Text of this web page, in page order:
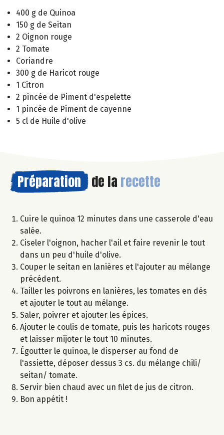
400 g de Quinoa
150 g de Seitan
2 Oignon rouge
2 Tomate
Coriandre
300 g de Haricot rouge
1 Citron
2 pincée de Piment d'espelette
1 pincée de Piment de cayenne
5 cl de Huile d'olive
Préparation de la recette
Cuire le quinoa 12 minutes dans une casserole d'eau
salée.
Ciseler l'oignon, hacher l'ail et faire revenir le tout
dans un peu d'huile d'olive.
Couper le seitan en lanières et l'ajouter au mélange
précédent.
Tailler les poivrons en lanières, les tomates en dés
et ajouter le tout au mélange.
Saler, poivrer et ajouter les épices.
Ajouter le coulis de tomate, puis les haricots rouges
et laisser mijoter le tout 10 minutes.
Égoutter le quinoa, le disperser au fond de
l'assiette, déposer dessus 3 cs. du mélange chili/
seitan/ tomate.
Servir bien chaud avec un filet de jus de citron.
Bon appétit !